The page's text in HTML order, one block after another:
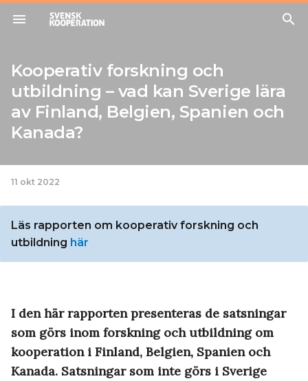
menu search
Kooperativ forskning och
utbildning – vad kan Sverige lära
av Finland, Belgien, Spanien och
Kanada?
11 okt 2022
Läs rapporten om kooperativ forskning och
utbildning här
I den här rapporten presenteras de satsningar
som görs inom forskning och utbildning om
kooperation i Finland, Belgien, Spanien och
Kanada. Satsningar som inte görs i Sverige